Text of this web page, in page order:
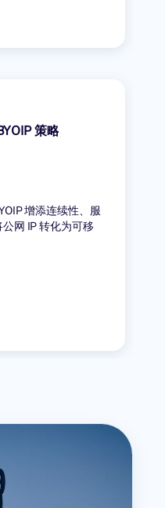
策略
增添连续性、服
网 IP 转化为可移